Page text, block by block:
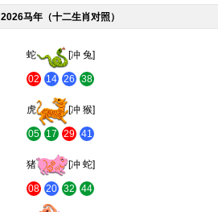
2026马年（十二生肖对照）
蛇 [冲 兔]
02 14 26 38
虎 [冲 猴]
05 17 29 41
猪 [冲 蛇]
08 20 32 44